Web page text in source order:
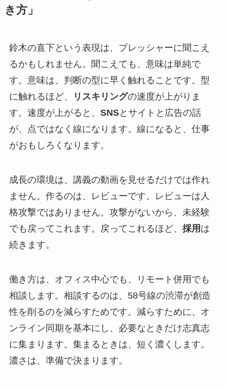
き方」
鈴木の直下という表現は、プレッシャーに聞こえ
るかもしれません。聞こえても、意味は単純で
す。意味は、判断の型に早く触れることです。型
に触れるほど、
リスキリングの速度が上がりま
す。速度が上がると、 SNSとサイトと広告の話
が、点ではなく線になります。線になると、仕事
がおもしろくなります。
成長の環境は、講義の動画を見せるだけでは作れ
ません。作るのは、レビューです。レビューは人
格攻撃ではありません。攻撃がないから、未経験
でも戻ってこれます。戻ってこれるほど、 採用 は
続きます。
働き方は、オフィス中心でも、リモート併用でも
相談します。相談するのは、58号線の渋滞が創造
性を削るのを減らすためです。減らすために、オ
ンライン同期を基本にし、必要なときだけ志真志
に集まります。集まるときは、短く濃くします。
濃さは、準備で決まります。